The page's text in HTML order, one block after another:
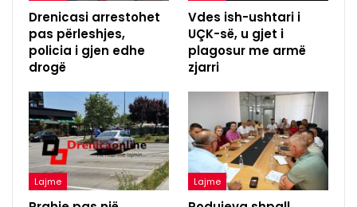
Drenicasi arrestohet
pas përleshjes,
policia i gjen edhe
drogë
Vdes ish-ushtari i
UÇK-së, u gjet i
plagosur me armë
zjarri
Lajme Lajme